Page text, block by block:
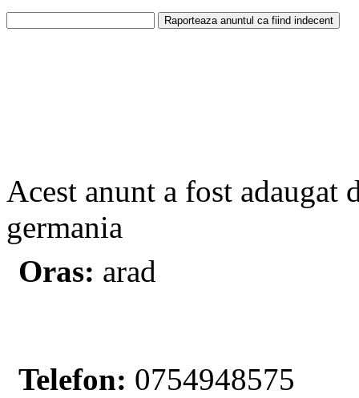
Acest anunt a fost adaugat
germania
Oras: arad
Telefon: 0754948575